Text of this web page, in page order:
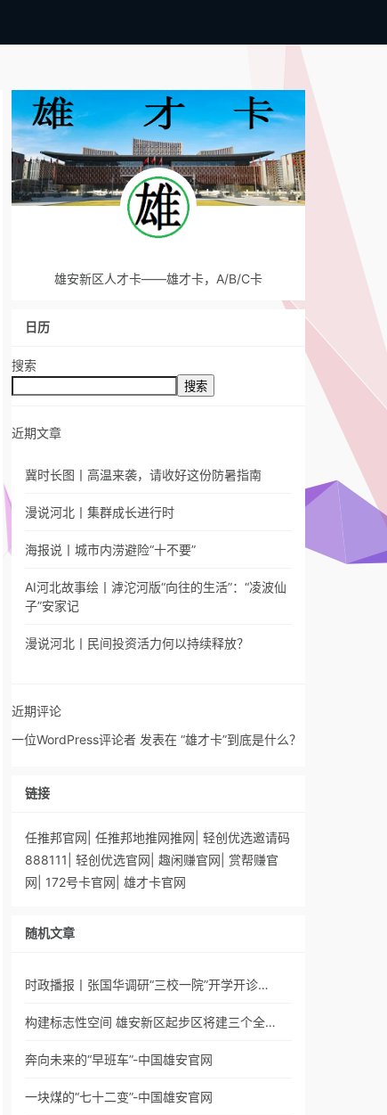
雄安新区人才卡——雄才卡，A/B/C卡
日历
搜索
搜索
近期文章
冀时长图丨高温来袭，请收好这份防暑指南
漫说河北丨集群成长进行时
海报说丨城市内涝避险“十不要”
AI河北故事绘丨滹沱河版“向往的生活”：“凌波仙
子”安家记
漫说河北丨民间投资活力何以持续释放？
近期评论
一位WordPress评论者 发表在 “雄才卡”到底是什么？
链接
任推邦官网 任推邦地推网推网 轻创优选邀请码
888111
轻创优选官网 趣闲赚官网
赏帮赚官
网
172号卡官网 雄才卡官网
随机文章
时政播报丨张国华调研“三校一院”开学开诊…
构建标志性空间 雄安新区起步区将建三个全…
奔向未来的“早班车”-中国雄安官网
一块煤的“七十二变”-中国雄安官网